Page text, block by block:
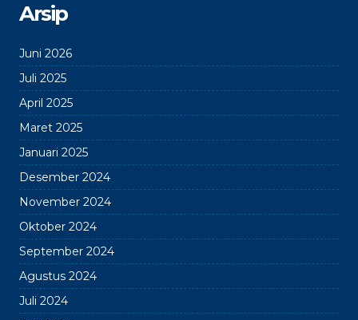
Arsip
Juni 2026
Juli 2025
April 2025
Maret 2025
Januari 2025
Desember 2024
November 2024
Oktober 2024
September 2024
Agustus 2024
Juli 2024